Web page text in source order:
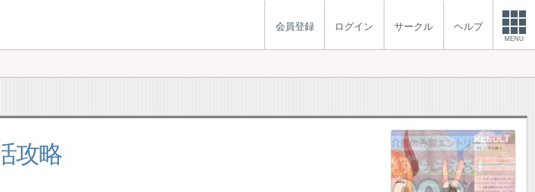
会員登録 ログイン サークル ヘルプ
MENU
攻略